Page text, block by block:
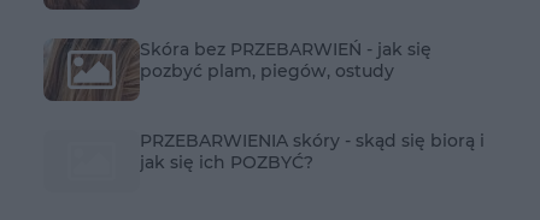
Skóra bez PRZEBARWIEŃ - jak się
pozbyć plam, piegów, ostudy
PRZEBARWIENIA skóry - skąd się biorą i
jak się ich POZBYĆ?